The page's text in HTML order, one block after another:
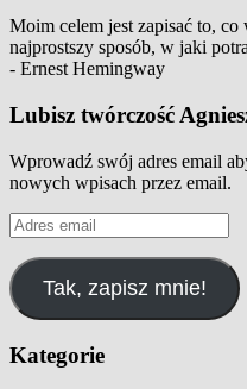
Moim celem jest zapisać to,
najprostszy sposób, w jaki
- Ernest Hemingway
Lubisz twórczość
Wprowadź swój adres email
nowych wpisach przez email.
Adres
email
Tak, zapisz mnie!
Kategorie